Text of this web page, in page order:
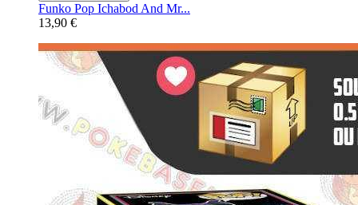
Funko Pop Ichabod And Mr...
13,90 €